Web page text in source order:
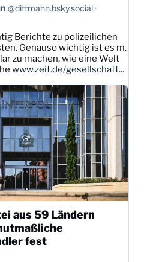
@dittmann.bsky.social
Berichte zu polizeilichen
Genauso wichtig ist es m.
zu machen, wie eine Welt
www.zeit.de/gesellschaft...
aus 59 Ländern
fest